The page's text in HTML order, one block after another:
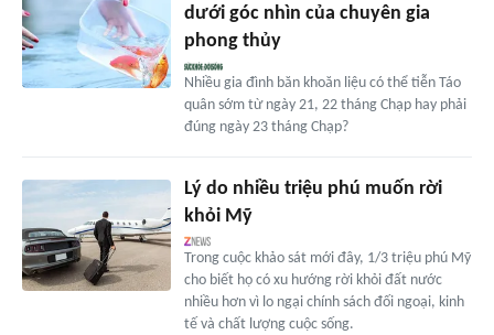
dưới góc nhìn của chuyên gia
phong thủy
Nhiều gia đình băn khoăn liệu có thể tiễn Táo
quân sớm từ ngày 21, 22 tháng Chạp hay phải
đúng ngày 23 tháng Chạp?
Lý do nhiều triệu phú muốn rời
khỏi Mỹ
Trong cuộc khảo sát mới đây, 1/3 triệu phú Mỹ
cho biết họ có xu hướng rời khỏi đất nước
nhiều hơn vì lo ngại chính sách đối ngoại, kinh
tế và chất lượng cuộc sống.